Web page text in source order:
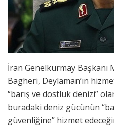
İran Genelkurmay Başkanı
Bagheri, Deylaman’ın
“barış ve dostluk denizi”
buradaki deniz gücünün
güvenliğine” hizmet